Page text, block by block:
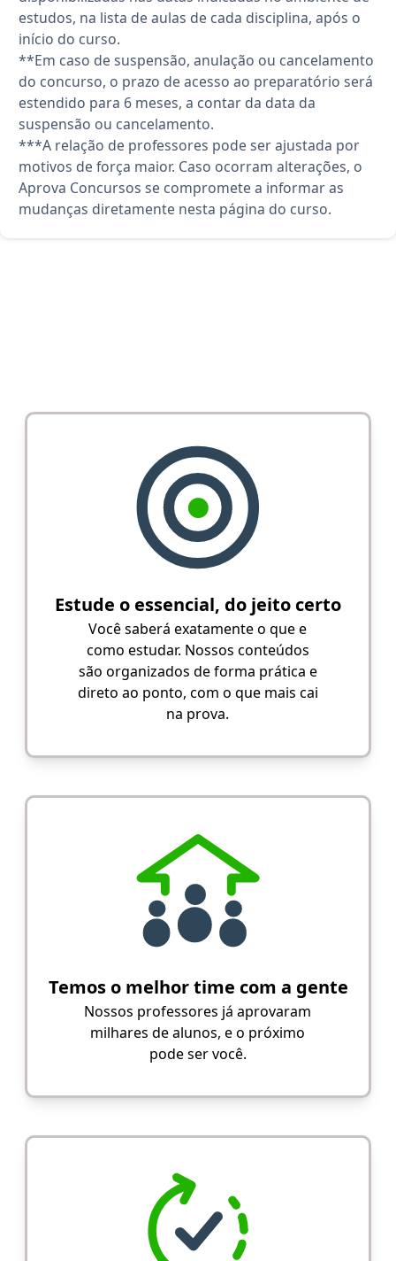
estudos, na lista de aulas de cada disciplina, após o
início do curso.
**Em caso de suspensão, anulação ou cancelamento
do concurso, o prazo de acesso ao preparatório será
estendido para 6 meses, a contar da data da
suspensão ou cancelamento.
***A relação de professores pode ser ajustada por
motivos de força maior. Caso ocorram alterações, o
Aprova Concursos se compromete a informar as
mudanças diretamente nesta página do curso.
Estude o essencial, do jeito certo
Você saberá exatamente o que e
como estudar. Nossos conteúdos
são organizados de forma prática e
direto ao ponto, com o que mais cai
na prova.
Temos o melhor time com a gente
Nossos professores já aprovaram
milhares de alunos, e o próximo
pode ser você.